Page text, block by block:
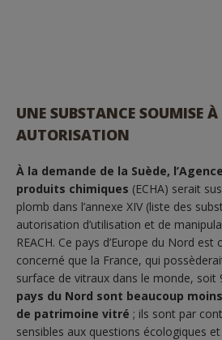
UNE SUBSTANCE SOUMISE À
AUTORISATION
À la demande de la Suède,
produits chimiques (ECHA) serait
plomb dans l’annexe XIV (liste des
autorisation d’utilisation et de
REACH. Ce pays d’Europe du Nord est
concerné que la France, qui
surface de vitraux dans le monde, soit
pays du Nord sont beaucoup
de patrimoine vitré ; ils sont par
sensibles aux questions écologiques et